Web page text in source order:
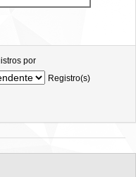
por
Registro(s)